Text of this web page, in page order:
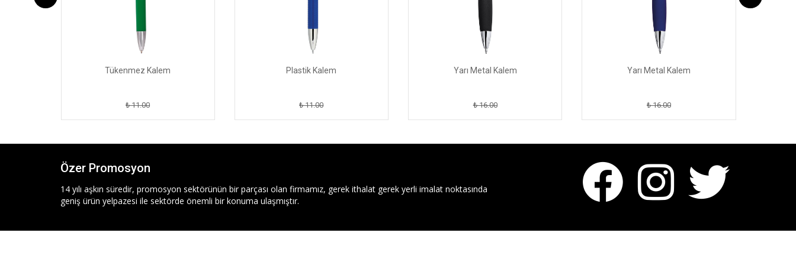
Tükenmez Kalem
₺ 11.00
Plastik Kalem
₺ 11.00
Yarı Metal Kalem
₺ 16.00
Yarı Metal Kalem
₺ 16.00
Özer Promosyon
14 yılı aşkın süredir, promosyon sektörünün bir parçası olan firmamız, gerek ithalat gerek yerli imalat noktasında
geniş ürün yelpazesi ile sektörde önemli bir konuma ulaşmıştır.